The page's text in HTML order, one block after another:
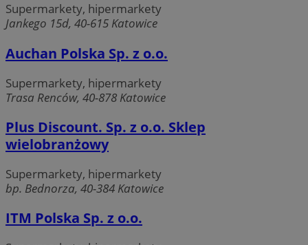
Supermarkety, hipermarkety
Jankego 15d, 40-615 Katowice
Auchan Polska Sp. z o.o.
Supermarkety, hipermarkety
Trasa Renców, 40-878 Katowice
Plus Discount. Sp. z o.o. Sklep
wielobranżowy
Supermarkety, hipermarkety
bp. Bednorza, 40-384 Katowice
ITM Polska Sp. z o.o.